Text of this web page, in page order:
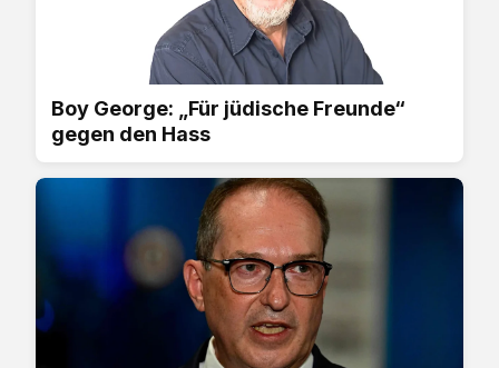
Boy George: „Für jüdische Freunde“
gegen den Hass